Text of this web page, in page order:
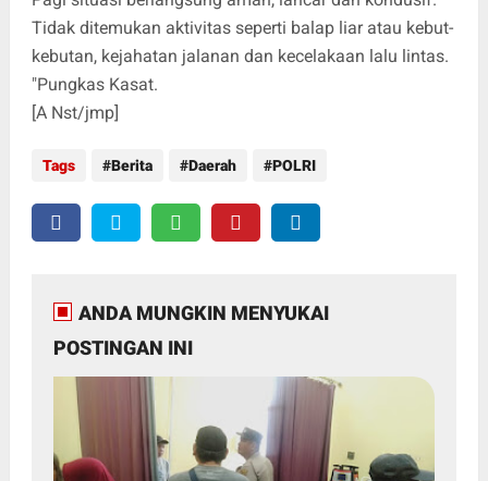
Tidak ditemukan aktivitas seperti balap liar atau kebut-
kebutan, kejahatan jalanan dan kecelakaan lalu lintas.
"Pungkas Kasat.
[A Nst/jmp]
Tags Berita Daerah POLRI
ANDA MUNGKIN MENYUKAI
POSTINGAN INI